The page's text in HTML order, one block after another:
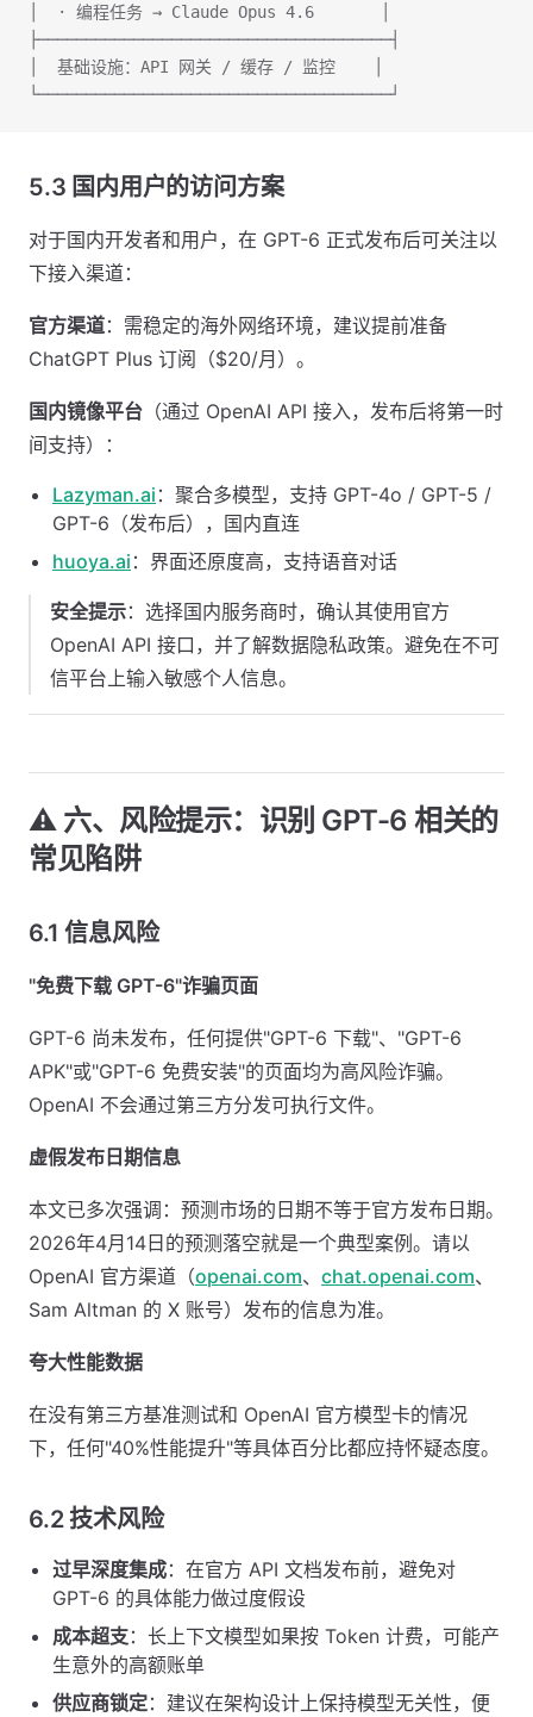
│  · 编程任务 → Claude Opus 4.6       │
├─────────────────────────────────────┤
│  基础设施：API 网关 / 缓存 / 监控    │
└─────────────────────────────────────┘
5.3 国内用户的访问方案
对于国内开发者和用户，在 GPT-6 正式发布后可关注以
下接入渠道：
官方渠道：需稳定的海外网络环境，建议提前准备
ChatGPT Plus 订阅（$20/月）。
国内镜像平台 （通过 OpenAI API 接入，发布后将第一时
间支持）：
Lazyman.ai ：聚合多模型，支持 GPT-4o / GPT-5 /
GPT-6（发布后），国内直连
huoya.ai ：界面还原度高，支持语音对话
安全提示：选择国内服务商时，确认其使用官方
OpenAI API 接口，并了解数据隐私政策。避免在不可
信平台上输入敏感个人信息。
⚠️ 六、风险提示：识别 GPT-6 相关的
常见陷阱
6.1 信息风险
"免费下载 GPT-6"诈骗页面
GPT-6 尚未发布，任何提供"GPT-6 下载"、"GPT-6
APK"或"GPT-6 免费安装"的页面均为高风险诈骗。
OpenAI 不会通过第三方分发可执行文件。
虚假发布日期信息
本文已多次强调：预测市场的日期不等于官方发布日期。
2026年4月14日的预测落空就是一个典型案例。请以
OpenAI 官方渠道（openai.com、 chat.openai.com、
Sam Altman 的 X 账号）发布的信息为准。
夸大性能数据
在没有第三方基准测试和 OpenAI 官方模型卡的情况
下，任何"40%性能提升"等具体百分比都应持怀疑态度。
6.2 技术风险
过早深度集成：在官方 API 文档发布前，避免对
GPT-6 的具体能力做过度假设
成本超支：长上下文模型如果按 Token 计费，可能产
生意外的高额账单
供应商锁定：建议在架构设计上保持模型无关性，便